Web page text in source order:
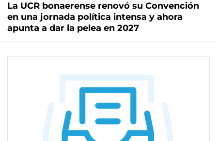
La UCR bonaerense renovó su Convención
en una jornada política intensa y ahora
apunta a dar la pelea en 2027